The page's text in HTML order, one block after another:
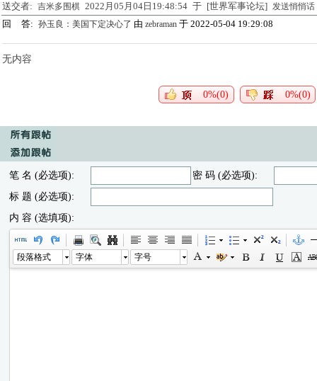
送交者: 吉米多围棋 2022月05月04日19:48:54 于 [世界军事论坛] 发送悄悄话
回 答: 孙玉良：美国下定决心了 由 zebraman 于 2022-05-04 19:29:08
无内容
0%(0) 0%(0)
笔 名 (必选项):
密 码 (必选项):
标 题 (必选项):
内 容 (选填项):
段落格式 字体 字号